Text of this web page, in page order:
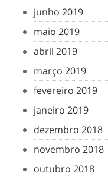
junho 2019
maio 2019
abril 2019
março 2019
fevereiro 2019
janeiro 2019
dezembro 2018
novembro 2018
outubro 2018